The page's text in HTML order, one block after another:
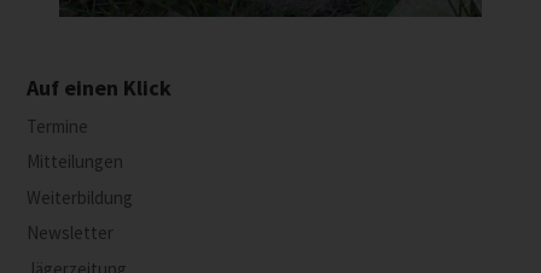
Auf einen Klick
Termine
Mitteilungen
Weiterbildung
Newsletter
Jägerzeitung